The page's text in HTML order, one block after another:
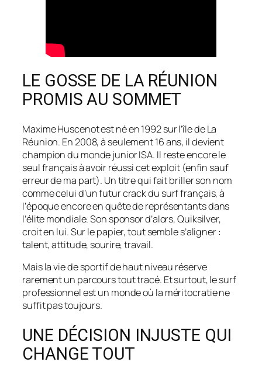
LE GOSSE DE LA RÉUNION
PROMIS AU SOMMET
Maxime Huscenot est né en 1992 sur l’île de La
Réunion. En 2008, à seulement 16 ans, il devient
champion du monde junior ISA. Il reste encore le
seul français à avoir réussi cet exploit (enfin sauf
erreur de ma part). Un titre qui fait briller son nom
comme celui d’un futur crack du surf français, à
l’époque encore en quête de représentants dans
l’élite mondiale. Son sponsor d’alors, Quiksilver,
croit en lui. Sur le papier, tout semble s’aligner :
talent, attitude, sourire, travail.
Mais la vie de sportif de haut niveau réserve
rarement un parcours tout tracé. Et surtout, le surf
professionnel est un monde où la méritocratie ne
suffit pas toujours.
UNE DÉCISION INJUSTE QUI
CHANGE TOUT